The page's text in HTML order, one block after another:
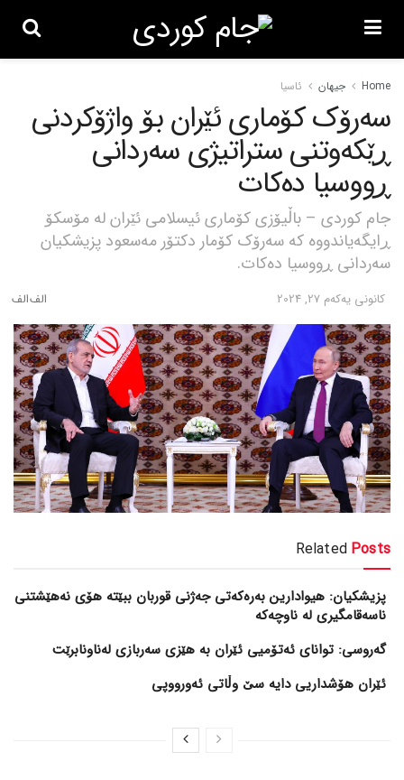
Home جیهان ئاسیا
سەرۆک کۆماری ئێران بۆ واژۆکردنی
ڕێکەوتنی ستراتیژی سەردانی
ڕووسیا دەکات
جام کوردی – باڵیۆزی کۆماری ئیسلامی ئێران لە مۆسکۆ
ڕایگەیاندووە کە سەرۆک کۆمار دکتۆر مەسعود پزیشکیان
سەردانی ڕووسیا دەکات.
كانونی یه‌كه‌م 27, 2024
Related Posts
پزیشکیان: هیوادارین بەرەکەتی جەژنی قوربان ببێتە هۆی نەهێشتنی
ناسەقامگیری لە ناوچەکە
گەروسی: توانای ئەتۆمیی ئێران بە هێزی سەربازی لەناونابرێت
ئێران هۆشداریی دایە سێ وڵاتی ئەورووپی